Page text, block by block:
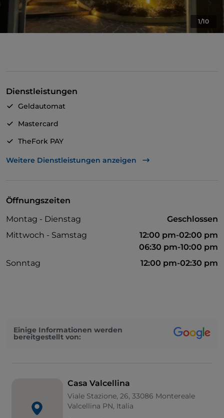
1/10
Dienstleistungen
Geldautomat
Mastercard
TheFork PAY
UnionPay über TheFork PAY
Weitere Dienstleistungen anzeigen
Öffnungszeiten
Montag - Dienstag
Geschlossen
Mittwoch - Samstag
12:00 pm-02:00 pm
06:30 pm-10:00 pm
Sonntag
12:00 pm-02:30 pm
Einige Informationen werden
bereitgestellt von:
Casa Valcellina
Viale Stazione, 26, 33086 Montereale
Valcellina PN, Italia